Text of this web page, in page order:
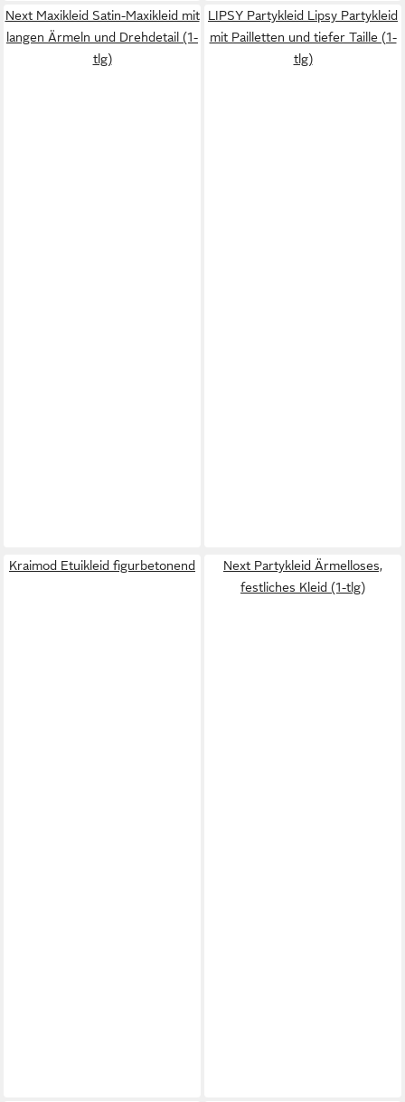
Next Maxikleid Satin-Maxikleid mit
langen Ärmeln und Drehdetail (1-
tlg)
LIPSY Partykleid Lipsy Partykleid
mit Pailletten und tiefer Taille (1-
tlg)
Kraimod Etuikleid figurbetonend
Next Partykleid Ärmelloses,
festliches Kleid (1-tlg)